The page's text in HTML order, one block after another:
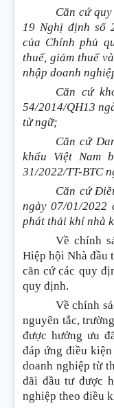
Căn cứ
19 Nghị định số
của Chính phủ
thuế, giảm thuế
nhập doanh
Căn cứ
54/2014/QH13
từ ngữ;
Căn cứ
khẩu Việt Nam
31/2022/TT-BTC
Căn cứ
ngày 07/01/2022
phát thải khí nhà
Về chính
Hiệp hội Nhà đầu
căn cứ các quy
quy định.
Về chính
nguyên tắc,
được hưởng ưu
đáp ứng điều
doanh nghiệp từ
đãi đầu tư được
nghiệp theo điều